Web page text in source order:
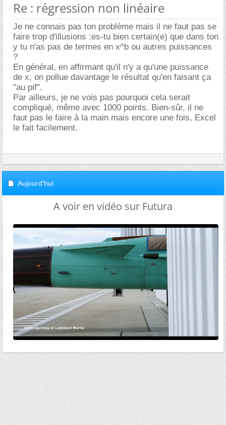
Re : régression non linéaire
Je ne connais pas ton problème mais il ne faut pas se
faire trop d'illusions :es-tu bien certain(e) que dans ton
y tu n'as pas de termes en x^b ou autres puissances
?
En général, en affirmant qu'il n'y a qu'une puissance
de x, on pollue davantage le résultat qu'en faisant ça
"au pif".
Par ailleurs, je ne vois pas pourquoi cela serait
compliqué, même avec 1000 points. Bien-sûr, il ne
faut pas le faire à la main mais encore une fois, Excel
le fait facilement.
Aujourd'hui
A voir en vidéo sur Futura